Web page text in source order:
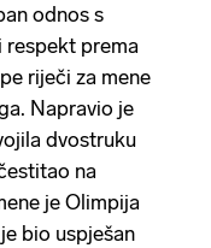
odnos s
respekt prema
riječi za mene
Napravio je
dvostruku
na
je Olimpija
bio uspješan